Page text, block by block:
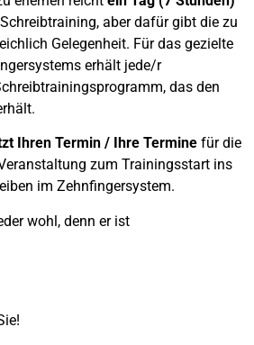
aber dafür gibt die zu
Gelegenheit. Für das gezielte
erhält jede/r
das den
Ihren Termin / Ihre Termine für die
zum Trainingsstart ins
im Zehnfingersystem.
wohl, denn er ist